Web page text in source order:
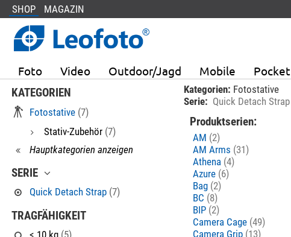
SHOP MAGAZIN
Foto Video Outdoor/Jagd Mobile Pocket
KATEGORIEN
Fotostative (7)
Stativ-Zubehör (7)
Hauptkategorien anzeigen
SERIE
Quick Detach Strap (7)
TRAGFÄHIGKEIT
< 10 kg (5)
Kategorien: Fotostative
Serie: Quick Detach Strap
Produktserien:
AM (2)
AM Arms (31)
Athena (4)
Azure (6)
Bag (2)
BC (8)
BIP (2)
Camera Cage (49)
Camera Grip (13)